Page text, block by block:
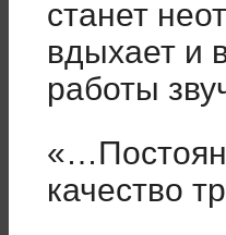
станет
вдыхает и
работы
качество